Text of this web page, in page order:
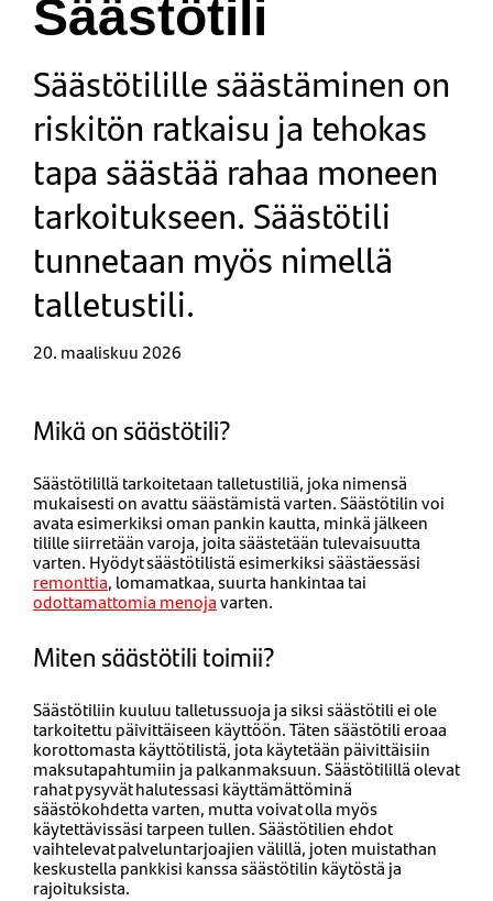
Säästötili
Säästötilille säästäminen on
riskitön ratkaisu ja tehokas
tapa säästää rahaa moneen
tarkoitukseen. Säästötili
tunnetaan myös nimellä
talletustili.
20. maaliskuu 2026
Mikä on säästötili?
Säästötilillä tarkoitetaan talletustiliä, joka nimensä
mukaisesti on avattu säästämistä varten. Säästötilin voi
avata esimerkiksi oman pankin kautta, minkä jälkeen
tilille siirretään varoja, joita säästetään tulevaisuutta
varten. Hyödyt säästötilistä esimerkiksi säästäessäsi
remonttia, lomamatkaa, suurta hankintaa tai
odottamattomia menojavarten.
Miten säästötili toimii?
Säästötiliin kuuluu talletussuoja ja siksi säästötili ei ole
tarkoitettu päivittäiseen käyttöön. Täten säästötili eroaa
korottomasta käyttötilistä, jota käytetään päivittäisiin
maksutapahtumiin ja palkanmaksuun. Säästötilillä olevat
rahat pysyvät halutessasi käyttämättöminä
säästökohdetta varten, mutta voivat olla myös
käytettävissäsi tarpeen tullen. Säästötilien ehdot
vaihtelevat palveluntarjoajien välillä, joten muistathan
keskustella pankkisi kanssa säästötilin käytöstä ja
rajoituksista.